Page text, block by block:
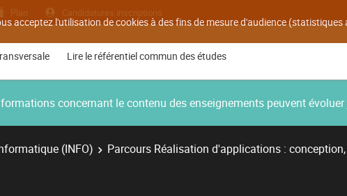
acceptez l'utilisation de cookies à des fins de mesure d'audience (statistiques
Plan Candidatures inscriptions
Lire le référentiel commun des études
concernant le contenu des enseignements peuvent évoluer
(INFO)
Parcours Réalisation d'applications :